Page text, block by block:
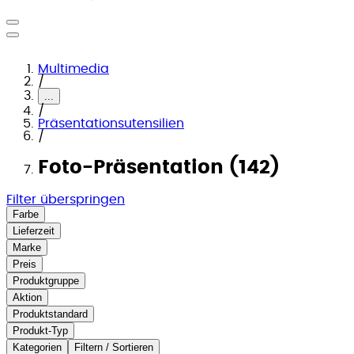
Multimedia
/
...
/
Präsentationsutensilien
/
Foto-Präsentation (142)
Filter überspringen
Farbe
Lieferzeit
Marke
Preis
Produktgruppe
Aktion
Produktstandard
Produkt-Typ
Kategorien
Filtern / Sortieren